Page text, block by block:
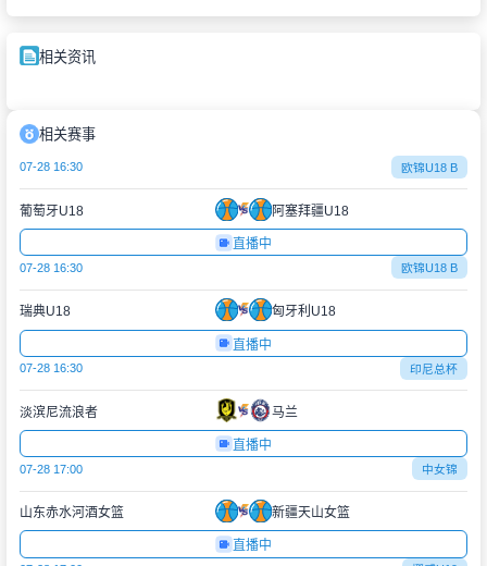
相关资讯
相关赛事
07-28 16:30 欧锦U18 B
葡萄牙U18 阿塞拜疆U18
直播中
07-28 16:30 欧锦U18 B
瑞典U18 匈牙利U18
直播中
07-28 16:30 印尼总杯
淡滨尼流浪者 马兰
直播中
07-28 17:00 中女锦
山东赤水河酒女篮 新疆天山女篮
直播中